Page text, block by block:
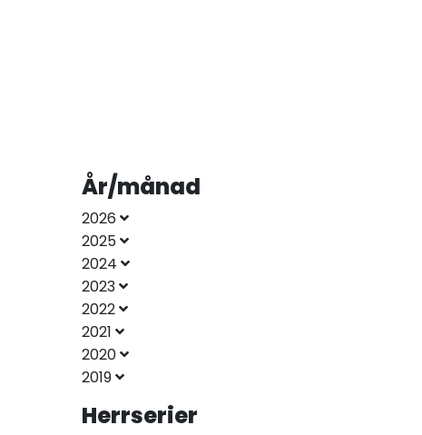
År/månad
2026
2025
2024
2023
2022
2021
2020
2019
Herrserier